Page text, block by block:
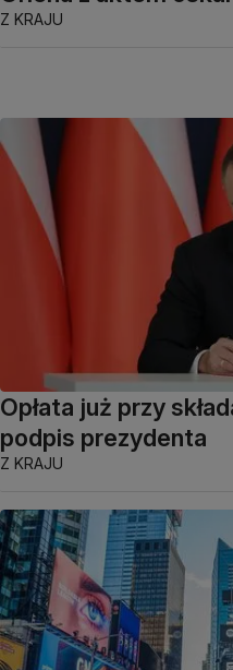
Z KRAJU
Opłata już przy
podpis prezydenta
Z KRAJU